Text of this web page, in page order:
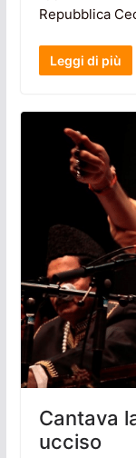
Repubblica
Leggi di più
Cantava
ucciso